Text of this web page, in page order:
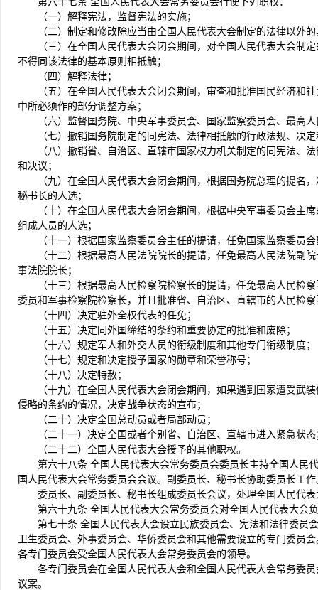
（一）解释宪法，监督宪法的实施；
（二）制定和修改除应当由全国人民代表大会制定的法律以外
（三）在全国人民代表大会闭会期间，对全国人民代表大会制
不得同该法律的基本原则相抵触；
（四）解释法律；
（五）在全国人民代表大会闭会期间，审查和批准国民经济和
中所必须作的部分调整方案；
（六）监督国务院、中央军事委员会、国家监察委员会、最高
（七）撤销国务院制定的同宪法、法律相抵触的行政法规、决
（八）撤销省、自治区、直辖市国家权力机关制定的同宪法、
和决议；
（九）在全国人民代表大会闭会期间，根据国务院总理的提名
秘书长的人选；
（十）在全国人民代表大会闭会期间，根据中央军事委员会主
组成人员的人选；
（十一）根据国家监察委员会主任的提请，任免国家监察委员
（十二）根据最高人民法院院长的提请，任免最高人民法院副
事法院院长；
（十三）根据最高人民检察院检察长的提请，任免最高人民检
委员和军事检察院检察长，并且批准省、自治区、直辖市的人民检
（十四）决定驻外全权代表的任免；
（十五）决定同外国缔结的条约和重要协定的批准和废除；
（十六）规定军人和外交人员的衔级制度和其他专门衔级制度；
（十七）规定和决定授予国家的勋章和荣誉称号；
（十八）决定特赦；
（十九）在全国人民代表大会闭会期间，如果遇到国家遭受武
侵略的条约的情况，决定战争状态的宣布；
（二十）决定全国总动员或者局部动员；
（二十一）决定全国或者个别省、自治区、直辖市进入紧急状态
（二十二）全国人民代表大会授予的其他职权。
第六十八条 全国人民代表大会常务委员会委员长主持全国人民
国人民代表大会常务委员会会议。副委员长、秘书长协助委员长工作
委员长、副委员长、秘书长组成委员长会议，处理全国人民代
第六十九条 全国人民代表大会常务委员会对全国人民代表大会
第七十条 全国人民代表大会设立民族委员会、宪法和法律委员
卫生委员会、外事委员会、华侨委员会和其他需要设立的专门委员
各专门委员会受全国人民代表大会常务委员会的领导。
各专门委员会在全国人民代表大会和全国人民代表大会常务委
议案。